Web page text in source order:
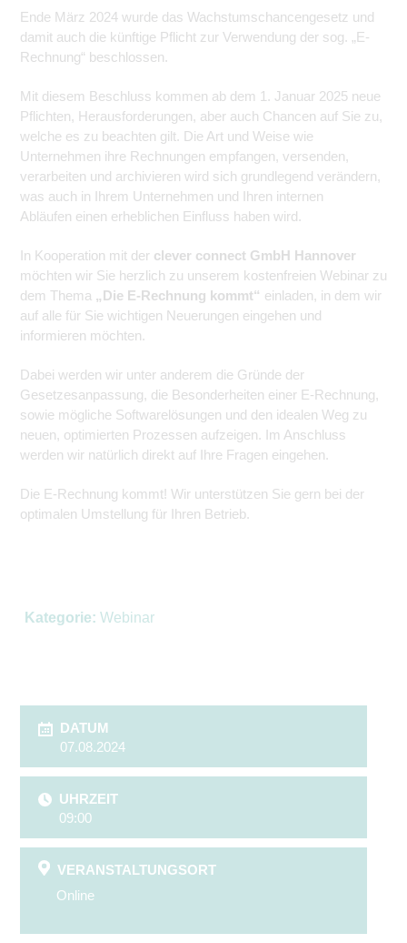
Ende März 2024 wurde das Wachstumschancengesetz und
damit auch die künftige Pflicht zur Verwendung der sog. „E-
Rechnung“ beschlossen.
Mit diesem Beschluss kommen ab dem 1. Januar 2025 neue
Pflichten, Herausforderungen, aber auch Chancen auf Sie zu,
welche es zu beachten gilt. Die Art und Weise wie
Unternehmen ihre Rechnungen empfangen, versenden,
verarbeiten und archivieren wird sich grundlegend verändern,
was auch in Ihrem Unternehmen und Ihren internen
Abläufen einen erheblichen Einfluss haben wird.
In Kooperation mit der clever connect GmbH Hannover
möchten wir Sie herzlich zu unserem kostenfreien Webinar zu
dem Thema „Die E-Rechnung kommt“ einladen, in dem wir
auf alle für Sie wichtigen Neuerungen eingehen und
informieren möchten.
Dabei werden wir unter anderem die Gründe der
Gesetzesanpassung, die Besonderheiten einer E-Rechnung,
sowie mögliche Softwarelösungen und den idealen Weg zu
neuen, optimierten Prozessen aufzeigen. Im Anschluss
werden wir natürlich direkt auf Ihre Fragen eingehen.
Die E-Rechnung kommt! Wir unterstützen Sie gern bei der
optimalen Umstellung für Ihren Betrieb.
Kategorie: Webinar
DATUM
07.08.2024
UHRZEIT
09:00
VERANSTALTUNGSORT
Online